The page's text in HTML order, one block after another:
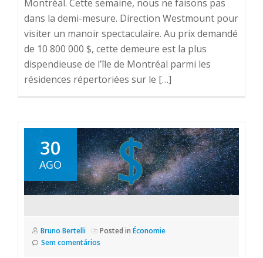
Montréal. Cette semaine, nous ne faisons pas
dans la demi-mesure. Direction Westmount pour
visiter un manoir spectaculaire. Au prix demandé
de 10 800 000 $, cette demeure est la plus
dispendieuse de l’île de Montréal parmi les
résidences répertoriées sur le […]
30
AGO
Bruno Bertelli Posted in Économie
Sem comentários